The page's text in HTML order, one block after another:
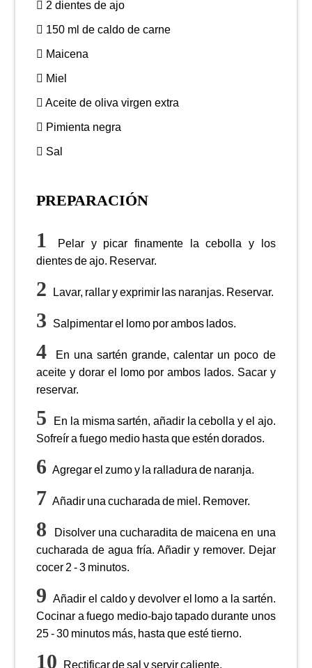
2 dientes de ajo
150 ml de caldo de carne
Maicena
Miel
Aceite de oliva virgen extra
Pimienta negra
Sal
PREPARACIÓN
Pelar y picar finamente la cebolla y los
dientes de ajo. Reservar.
Lavar, rallar y exprimir las naranjas. Reservar.
Salpimentar el lomo por ambos lados.
En una sartén grande, calentar un poco de
aceite y dorar el lomo por ambos lados. Sacar y
reservar.
En la misma sartén, añadir la cebolla y el ajo.
Sofreír a fuego medio hasta que estén dorados.
Agregar el zumo y la ralladura de naranja.
Añadir una cucharada de miel. Remover.
Disolver una cucharadita de maicena en una
cucharada de agua fría. Añadir y remover. Dejar
cocer 2 - 3 minutos.
Añadir el caldo y devolver el lomo a la sartén.
Cocinar a fuego medio-bajo tapado durante unos
25 - 30 minutos más, hasta que esté tierno.
Rectificar de sal y servir caliente.